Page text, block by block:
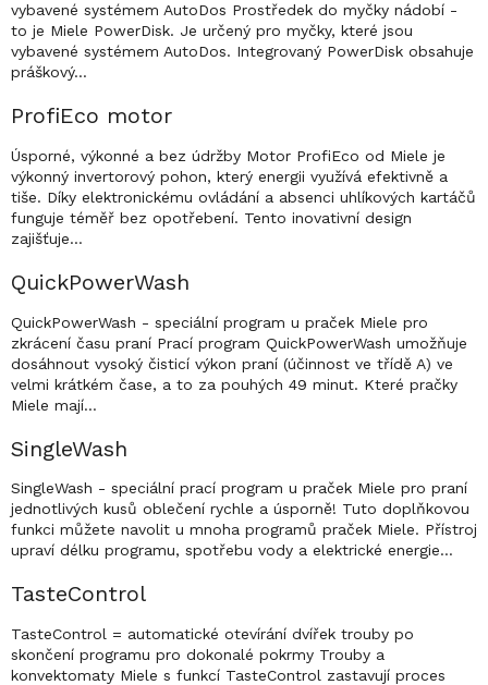
vybavené systémem AutoDos Prostředek do myčky nádobí -
to je Miele PowerDisk. Je určený pro myčky, které jsou
vybavené systémem AutoDos. Integrovaný PowerDisk obsahuje
práškový…
ProfiEco motor
Úsporné, výkonné a bez údržby Motor ProfiEco od Miele je
výkonný invertorový pohon, který energii využívá efektivně a
tiše. Díky elektronickému ovládání a absenci uhlíkových kartáčů
funguje téměř bez opotřebení. Tento inovativní design
zajišťuje…
QuickPowerWash
QuickPowerWash - speciální program u praček Miele pro
zkrácení času praní Prací program QuickPowerWash umožňuje
dosáhnout vysoký čisticí výkon praní (účinnost ve třídě A) ve
velmi krátkém čase, a to za pouhých 49 minut. Které pračky
Miele mají…
SingleWash
SingleWash - speciální prací program u praček Miele pro praní
jednotlivých kusů oblečení rychle a úsporně! Tuto doplňkovou
funkci můžete navolit u mnoha programů praček Miele. Přístroj
upraví délku programu, spotřebu vody a elektrické energie…
TasteControl
TasteControl = automatické otevírání dvířek trouby po
skončení programu pro dokonalé pokrmy Trouby a
konvektomaty Miele s funkcí TasteControl zastavují proces